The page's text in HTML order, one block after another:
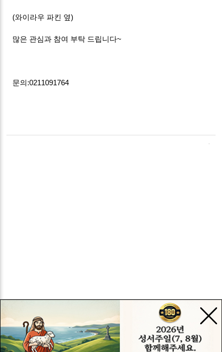
(와이라우 파킨 옆)
많은 관심과 참여 부탁 드립니다~
문의:0211091764